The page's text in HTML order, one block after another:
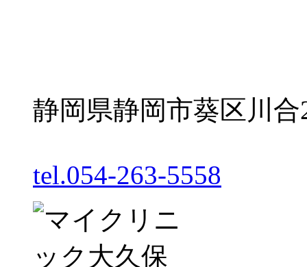
静岡県静岡市葵区川合
tel.054-263-5558